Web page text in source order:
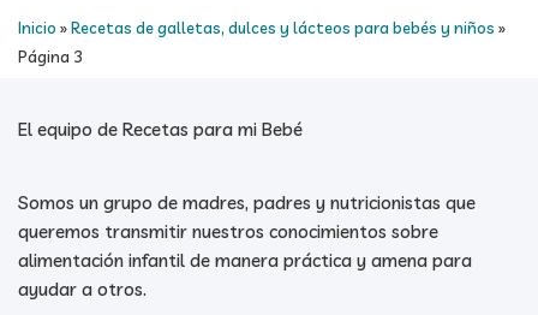
Inicio »Recetas de galletas, dulces y lácteos para bebés y niños »
Página 3
El equipo de Recetas para mi Bebé
Somos un grupo de madres, padres y nutricionistas que
queremos transmitir nuestros conocimientos sobre
alimentación infantil de manera práctica y amena para
ayudar a otros.